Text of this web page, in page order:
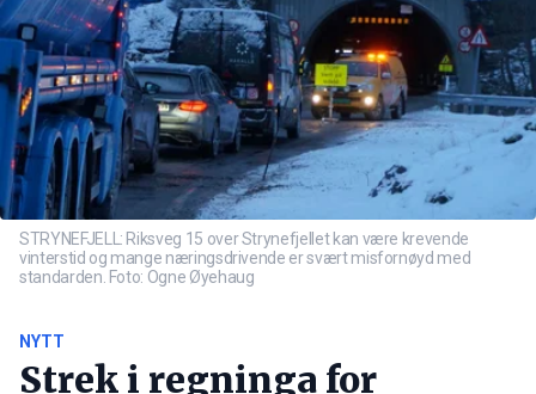
STRYNEFJELL: Riksveg 15 over Strynefjellet kan være krevende
vinterstid og mange næringsdrivende er svært misfornøyd med
standarden. Foto: Ogne Øyehaug
NYTT
Strek i regninga for